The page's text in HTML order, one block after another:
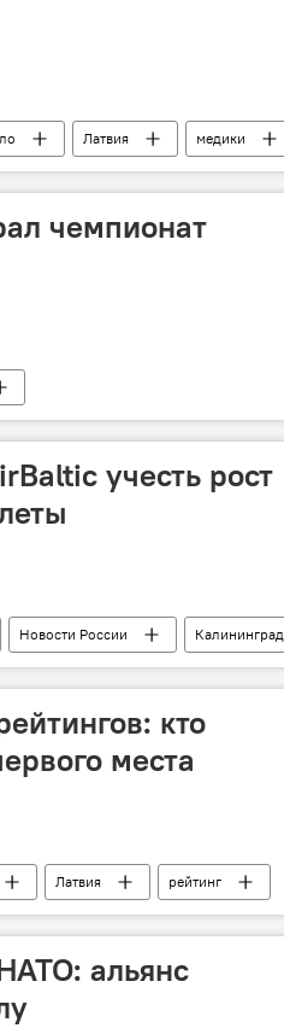
Латвия медики
чемпионат
учесть рост
Новости России Калининград
кто
места
Латвия рейтинг
альянс